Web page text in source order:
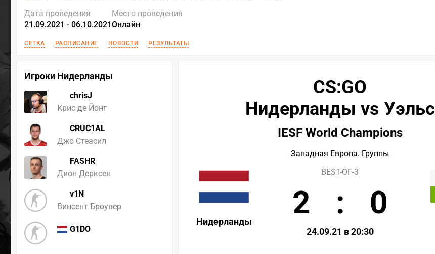
Дата проведения
21.09.2021 - 06.10.2021
Место проведения
Онлайн
СЕТКА РАСПИСАНИЕ НОВОСТИ РЕЗУЛЬТАТЫ
Игроки Нидерланды
chrisJ
Крис де Йонг
CRUC1AL
Джо Стеасил
FASHR
Дион Дерксен
v1N
Винсент Броувер
G1DO
CS:GO
Нидерланды vs Уэльс
IESF World Champions
Западная Европа. Группы
Нидерланды
BEST-OF-3
2 : 0
24.09.21 в 20:30